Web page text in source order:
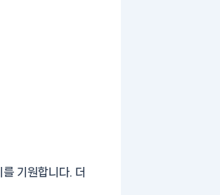
기원합니다. 더